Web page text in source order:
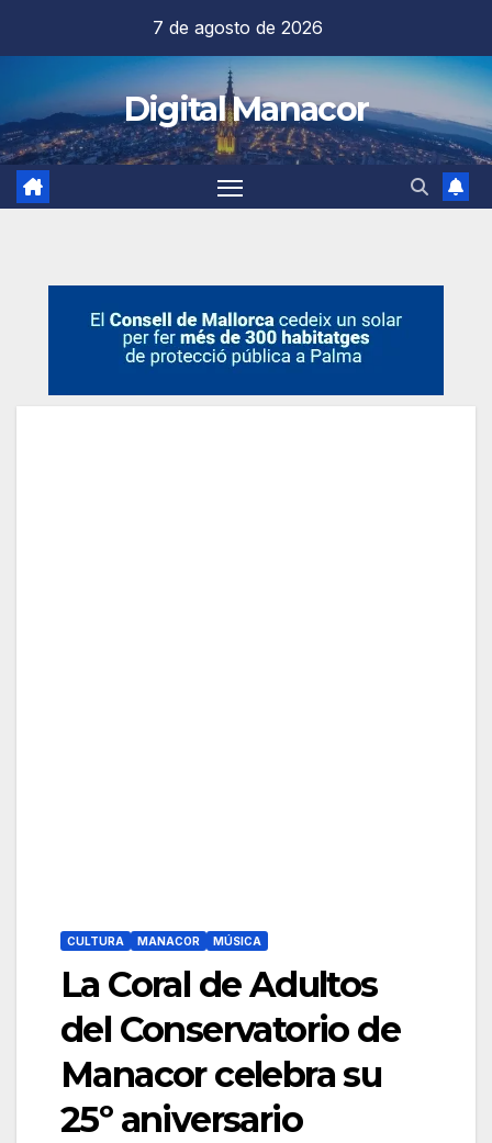
contenido
7 de agosto de 2026
Digital Manacor
CULTURA MANACOR MÚSICA
La Coral de Adultos
del Conservatorio de
Manacor celebra su
25º aniversario